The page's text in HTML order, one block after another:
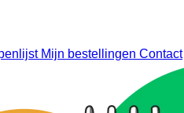
Mijn bestellingen Contact